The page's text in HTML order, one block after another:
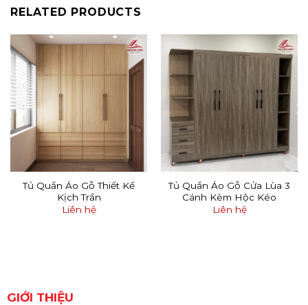
RELATED PRODUCTS
Tủ Quần Áo Gỗ Thiết Kế
Kịch Trần
Liên hệ
Tủ Quần Áo Gỗ Cửa Lùa 3
Cánh Kèm Hộc Kéo
Liên hệ
GIỚI THIỆU